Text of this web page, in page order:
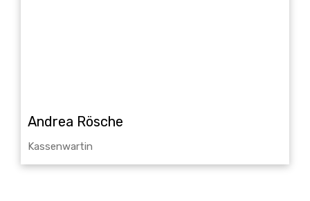
Andrea Rösche
Kassenwartin